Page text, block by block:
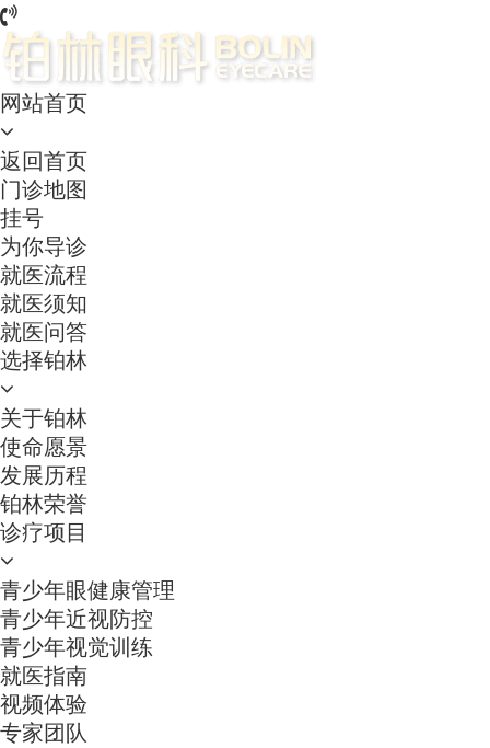
网站首页
返回首页
门诊地图
挂号
为你导诊
就医流程
就医须知
就医问答
选择铂林
关于铂林
使命愿景
发展历程
铂林荣誉
诊疗项目
青少年眼健康管理
青少年近视防控
青少年视觉训练
就医指南
视频体验
专家团队